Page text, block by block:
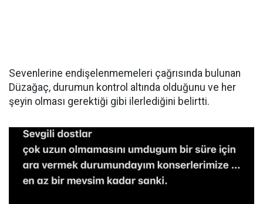
Sevenlerine endişelenmemeleri çağrısında bulunan
Düzağaç, durumun kontrol altında olduğunu ve her
şeyin olması gerektiği gibi ilerlediğini belirtti.